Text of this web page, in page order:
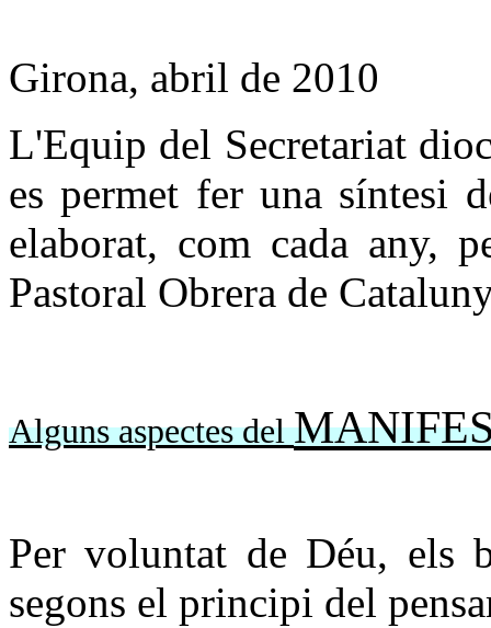
Girona, abril de 2010
L'Equip del Secretariat
es permet fer una síntesi
elaborat, com cada any,
Pastoral Obrera de
Alguns aspectes del
Per voluntat de Déu, els
segons el principi del